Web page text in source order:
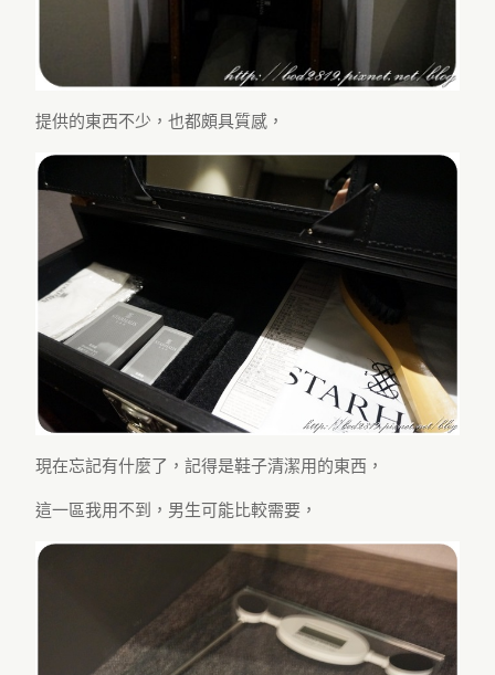
提供的東西不少，也都頗具質感，
現在忘記有什麼了，記得是鞋子清潔用的東西，
這一區我用不到，男生可能比較需要，